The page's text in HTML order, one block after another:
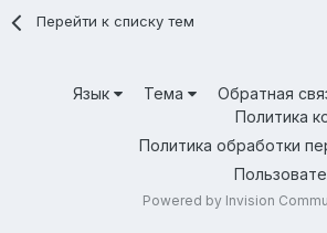
Перейти к списку тем
Язык Тема Обратная
Политика
Политика обработки
Powered by Invision